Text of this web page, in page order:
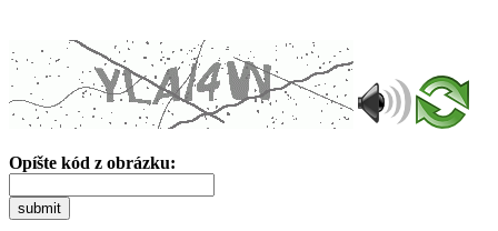
Opíšte kód z obrázku:
submit